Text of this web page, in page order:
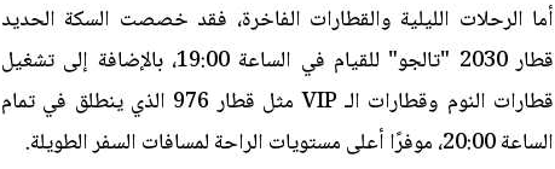
أما الرحلات الليلية والقطارات الفاخرة، فقد خصصت السكة الحديد
قطار 2030 "تالجو" للقيام في الساعة 19:00، بالإضافة إلى تشغيل
قطارات النوم وقطارات الـ VIP مثل قطار 976 الذي ينطلق في تمام
الساعة 20:00، موفرًا أعلى مستويات الراحة لمسافات السفر الطويلة.